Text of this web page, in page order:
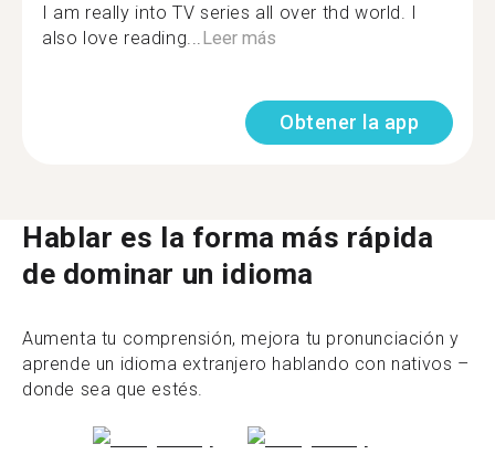
I am really into TV series all over thd world. I
also love reading... Leer más
Obtener la app
Hablar es la forma más rápida
de dominar un idioma
Aumenta tu comprensión, mejora tu pronunciación y
aprende un idioma extranjero hablando con nativos –
donde sea que estés.